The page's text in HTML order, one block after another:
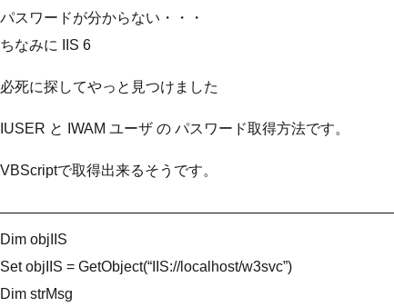
パスワードが分からない・・・
ちなみに IIS 6
必死に探してやっと見つけました
IUSER と IWAM ユーザ の パスワード取得方法です。
VBScriptで取得出来るそうです。
Dim objIIS
Set objIIS = GetObject(“IIS://localhost/w3svc”)
Dim strMsg